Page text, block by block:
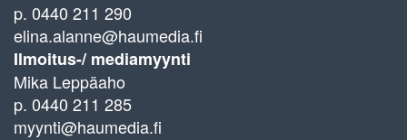
p. 0440 211 290
elina.alanne@haumedia.fi
Ilmoitus-/ mediamyynti
Mika Leppäaho
p. 0440 211 285
myynti@haumedia.fi